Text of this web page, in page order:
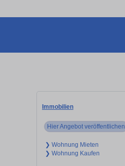
Immobilien
Hier Angebot veröffentlichen
❯ Wohnung Mieten
❯ Wohnung Kaufen